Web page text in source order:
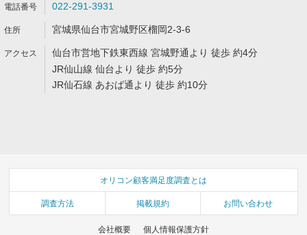
022-291-3931
宮城県仙台市宮城野区榴岡2-3-6
仙台市営地下鉄東西線 宮城野通より 徒歩 約4分
JR仙山線 仙台より 徒歩 約5分
JR仙石線 あおば通より 徒歩 約10分
オリコン顧客満足度調査とは
調査方法 掲載規約 お問い合わせ
会社概要 個人情報保護方針